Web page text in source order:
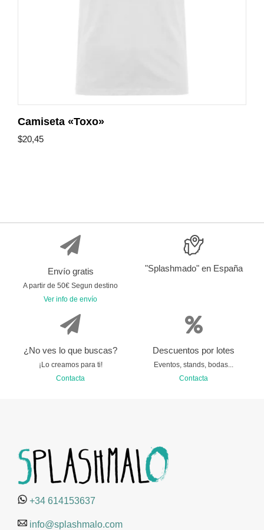
Camiseta «Toxo»
$20,45
Envío gratis
A partir de 50€ Segun destino
Ver info de envío
"Splashmado" en España
¿No ves lo que buscas?
¡Lo creamos para ti!
Contacta
Descuentos por lotes
Eventos, stands, bodas...
Contacta
+34 614153637
info@splashmalo.com